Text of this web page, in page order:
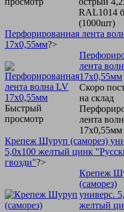
RAL1014
(1000шт)
Перфорированная лента
17х0,55мм?>
Быстрый
просмотр
лента
17х0,55мм
Скоро
на склад
лента
17х0,55мм
Крепеж Шуруп (саморез)
5,0х100 желтый цинк
гвозди"?>
Крепеж
(саморез)
универс.
желтый